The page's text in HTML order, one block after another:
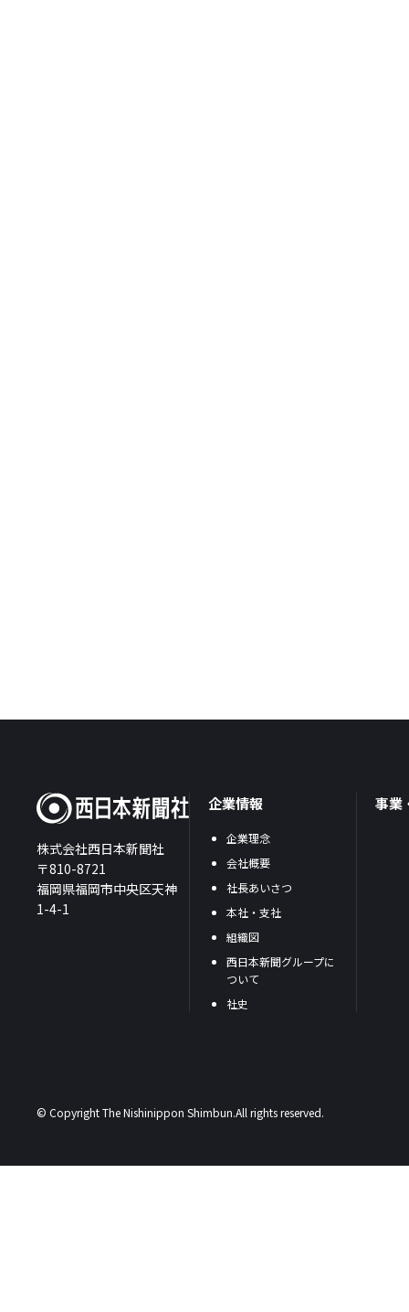
株式会社西日本新聞社
〒810-8721
福岡県福岡市中央区天神
1-4-1
企業情報
企業理念
会社概要
社長あいさつ
本社・支社
組織図
西日本新聞グループに
ついて
社史
事業
© Copyright The Nishinippon Shimbun.All rights reserved.